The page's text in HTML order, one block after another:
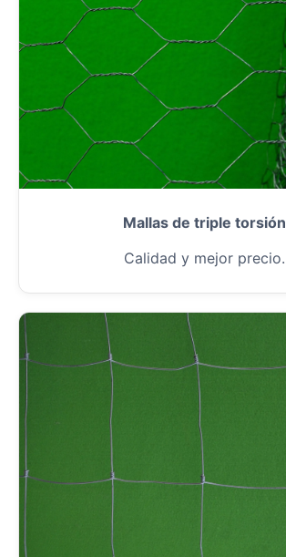
Mallas de triple torsión
Calidad y mejor precio.